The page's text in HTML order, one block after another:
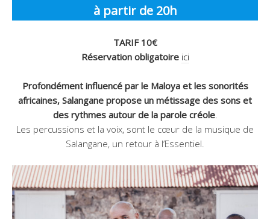
à partir de 20h
TARIF 10€
Réservation obligatoire ici
Profondément influencé par le Maloya et les sonorités
africaines, Salangane propose un métissage des sons et
des rythmes autour de la parole créole.
Les percussions et la voix, sont le cœur de la musique de
Salangane, un retour à l’Essentiel.